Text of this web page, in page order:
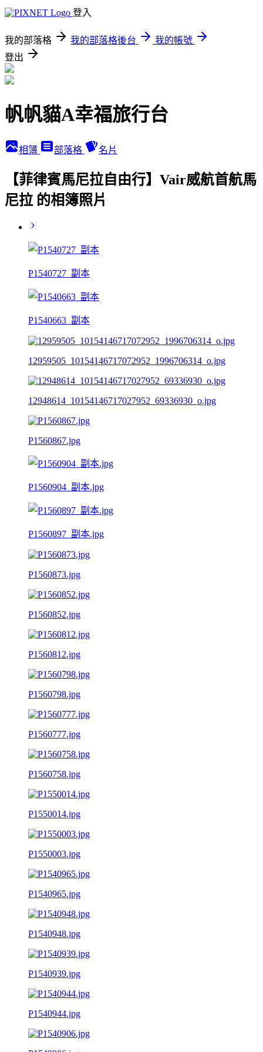
登入
我的部落格 我的部落格後台
我的帳號
登出
帆帆貓A幸福旅行台
相簿 部落格 名片
【菲律賓馬尼拉自由行】Vair威航首航馬
尼拉 的相簿照片
P1540727_副本
P1540663_副本
12959505_10154146717072952_1996706314_o.jpg
12948614_10154146717027952_69336930_o.jpg
P1560867.jpg
P1560904_副本.jpg
P1560897_副本.jpg
P1560873.jpg
P1560852.jpg
P1560812.jpg
P1560798.jpg
P1560777.jpg
P1560758.jpg
P1550014.jpg
P1550003.jpg
P1540965.jpg
P1540948.jpg
P1540939.jpg
P1540944.jpg